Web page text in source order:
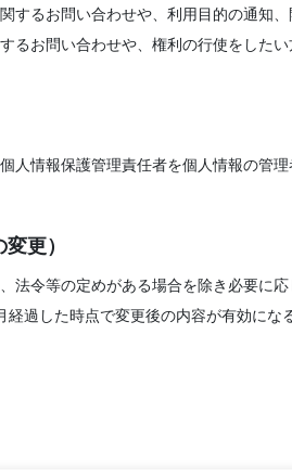
するお問い合わせや、利用目的の通知
るお問い合わせや、権利の行使をした
人情報保護管理責任者を個人情報の管
更）
法令等の定めがある場合を除き必要に
経過した時点で変更後の内容が有効にな